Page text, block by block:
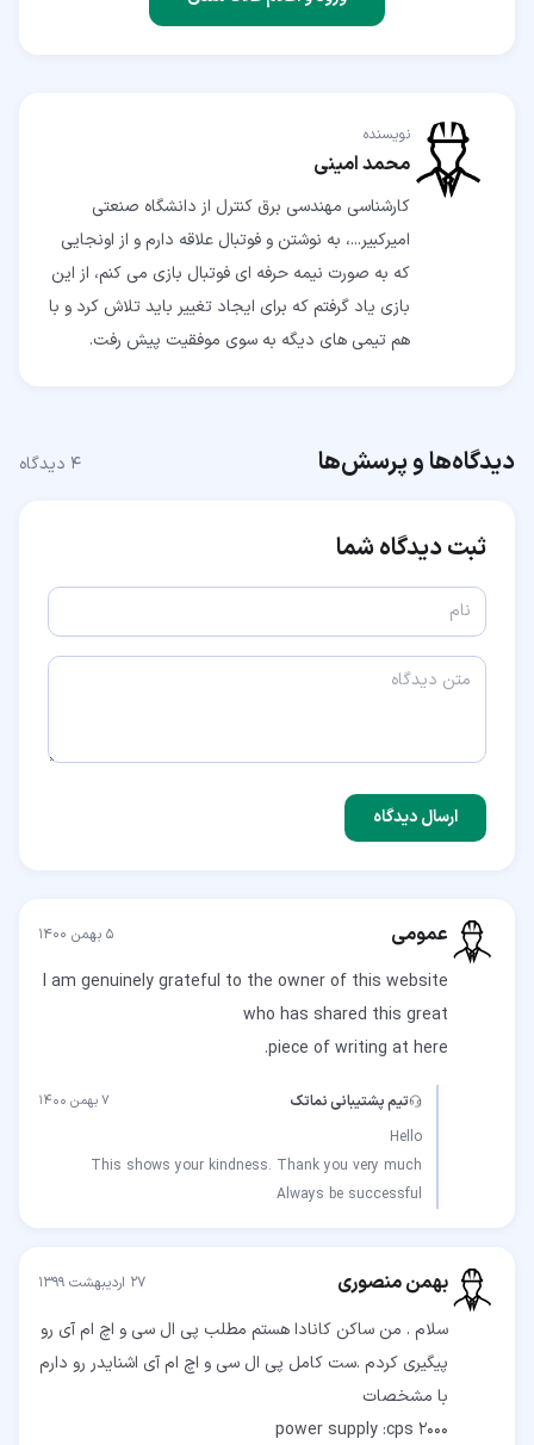
نویسنده
محمد امینی
کارشناسی مهندسی برق کنترل از دانشگاه صنعتی
امیرکبیر...، به نوشتن و فوتبال علاقه دارم و از اونجایی
که به صورت نیمه حرفه‌ ای فوتبال بازی می کنم، از این
بازی یاد گرفتم که برای ایجاد تغییر باید تلاش کرد و با
هم تیمی های دیگه به سوی موفقیت پیش رفت.
دیدگاه‌ها و پرسش‌ها ۴ دیدگاه
ثبت دیدگاه شما
ارسال دیدگاه
عمومی ۵ بهمن ۱۴۰۰
I am genuinely grateful to the owner of this website
piece of writing at here.
تیم پشتیبانی نماتک ۷ بهمن ۱۴۰۰
Always be successful
بهمن منصوری ۲۷ اردیبهشت ۱۳۹۹
سلام . من ساکن کانادا هستم مطلب پی ال سی و اچ ام آی رو
پیگیری کردم .ست کامل پی ال سی و اچ ام آی اشنایدر رو دارم